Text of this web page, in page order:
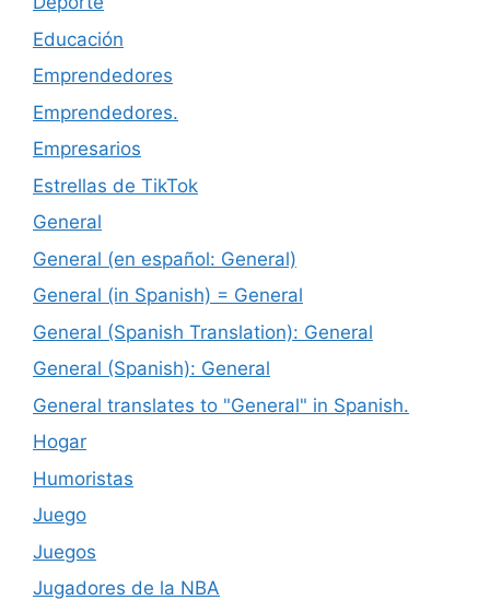
Educación
Emprendedores
Emprendedores.
Empresarios
Estrellas de TikTok
General
General (en español: General)
General (in Spanish) = General
General (Spanish Translation): General
General (Spanish): General
General translates to "General" in Spanish.
Hogar
Humoristas
Juego
Juegos
Jugadores de la NBA